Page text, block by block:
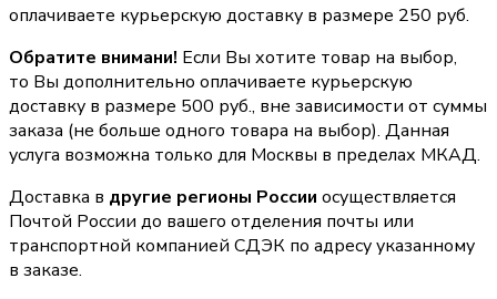
оплачиваете курьерскую доставку в размере 250 руб.
Обратите внимани! Если Вы хотите товар на выбор,
то Вы дополнительно оплачиваете курьерскую
доставку в размере 500 руб., вне зависимости от суммы
заказа (не больше одного товара на выбор). Данная
услуга возможна только для Москвы в пределах МКАД.
Доставка в другие регионы России осуществляется
Почтой России до вашего отделения почты или
транспортной компанией СДЭК по адресу указанному
в заказе.